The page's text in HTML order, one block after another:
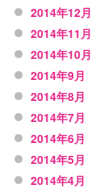
2014年12月
2014年11月
2014年10月
2014年9月
2014年8月
2014年7月
2014年6月
2014年5月
2014年4月